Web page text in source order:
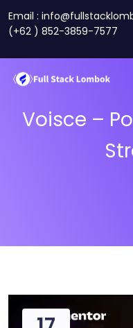
Email :
(+62 ) 852-3859-7577
Voisce –